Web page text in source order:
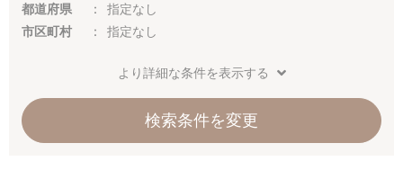
都道府県
指定なし
市区町村
指定なし
より詳細な条件を表示する
検索条件を変更